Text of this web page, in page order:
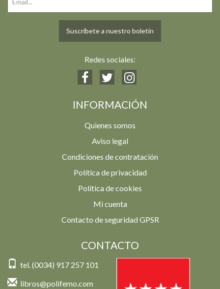
Suscríbete a nuestro boletín
Redes sociales:
INFORMACIÓN
Quienes somos
Aviso legal
Condiciones de contratación
Política de privacidad
Política de cookies
Mi cuenta
Contacto de seguridad GPSR
CONTACTO
tel. (0034) 917 257 101
libros@polifemo.com